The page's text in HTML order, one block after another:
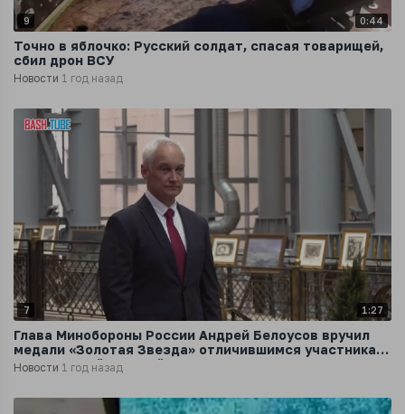
9 0:44
Точно в яблочко: Русский солдат, спасая товарищей,
сбил дрон ВСУ
Новости 1 год назад
7 1:27
Глава Минобороны России Андрей Белоусов вручил
медали «Золотая Звезда» отличившимся участникам
специальной военной операции
Новости 1 год назад